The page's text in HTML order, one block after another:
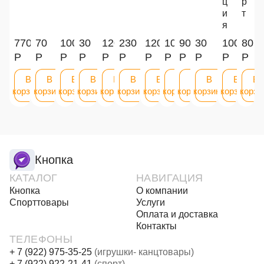
770
Р
В
корзину
70
Р
В
корзину
100
Р
В
корзину
30
Р
В
корзину
120
Р
В
корзину
230
Р
В
корзину
120
Р
В
корзину
100
Р
корзину
90
Р
корзину
30
Р
В
корзину
и
я
100
Р
В
корзину
т
80
Р
В
Кнопка
КАТАЛОГ
Кнопка
Спорттовары
НАВИГАЦИЯ
О компании
Услуги
Оплата и доставка
Контакты
ТЕЛЕФОНЫ
+ 7 (922) 975-35-25 (игрушки- канцтовары)